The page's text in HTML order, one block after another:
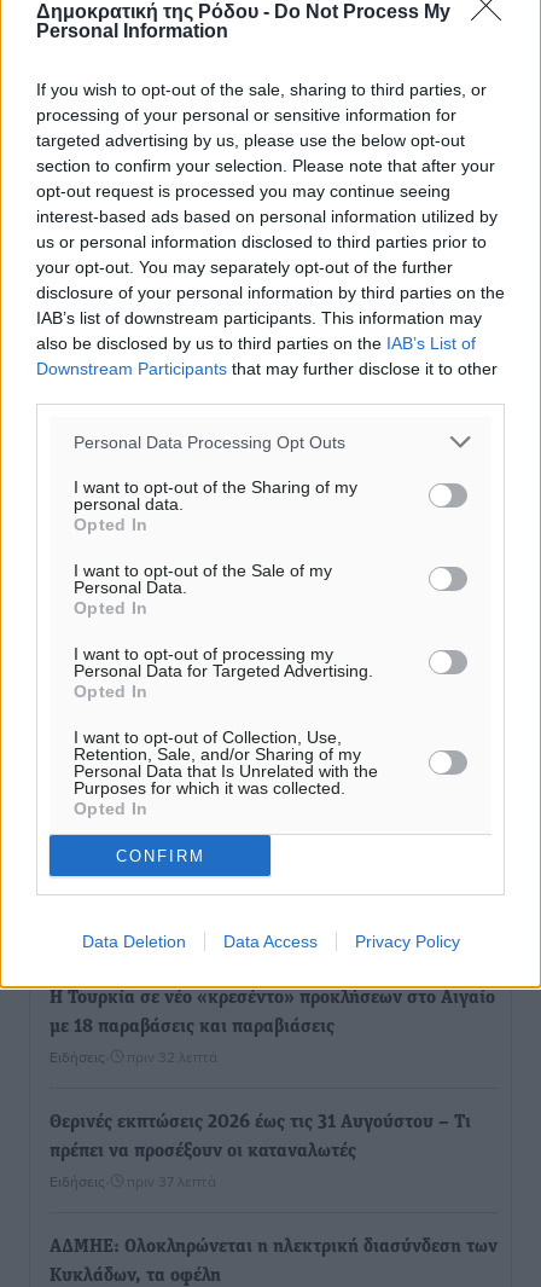
Δημοκρατική της Ρόδου - Do Not Process My
Personal Information
If you wish to opt-out of the sale, sharing to third parties, or
processing of your personal or sensitive information for
targeted advertising by us, please use the below opt-out
section to confirm your selection. Please note that after your
opt-out request is processed you may continue seeing
interest-based ads based on personal information utilized by
us or personal information disclosed to third parties prior to
your opt-out. You may separately opt-out of the further
disclosure of your personal information by third parties on the
IAB’s list of downstream participants. This information may
also be disclosed by us to third parties on the IAB’s List of
Downstream Participants that may further disclose it to other
Personal Data Processing Opt Outs
I want to opt-out of the Sharing of my
personal data.
Opted In
I want to opt-out of the Sale of my
Personal Data.
Opted In
I want to opt-out of processing my
Personal Data for Targeted Advertising.
Opted In
I want to opt-out of Collection, Use,
Retention, Sale, and/or Sharing of my
Personal Data that Is Unrelated with the
Purposes for which it was collected.
Opted In
CONFIRM
Data Deletion Data Access Privacy Policy
Ροή ειδήσεων
Συλλόγων Ελλάδας και Κύπρου: Η Ρόδος φιλοξένησε
με επιτυχία την 17η διοργάνωση
Αθλητικά• πριν 7 λεπτά
Φοιτητική στέγη: «Φωτιά» τα ενοίκια σε Αθήνα και
Ειδήσεις • πριν 28 λεπτά
Η Τουρκία σε νέο «κρεσέντο» προκλήσεων στο Αιγαίο
με 18 παραβάσεις και παραβιάσεις
Ειδήσεις πριν 32 λεπτά
Θερινές εκπτώσεις 2026 έως τις 31 Αυγούστου – Τι
πρέπει να προσέξουν οι καταναλωτές
Ειδήσεις πριν 37 λεπτά
ΑΔΜΗΕ: Ολοκληρώνεται η ηλεκτρική διασύνδεση των
Κυκλάδων, τα οφέλη